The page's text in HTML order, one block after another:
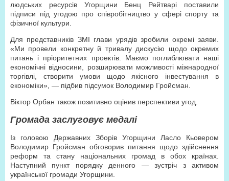
людських ресурсів Угорщини Бенц Рейтварі поставили
підписи під угодою про співробітництво у сфері спорту та
фізичної культури.
Для представників ЗМІ глави урядів зробили окремі заяви.
«Ми провели конкретну й тривалу дискусію щодо окремих
питань і пріоритетних проектів. Маємо поглиблювати наші
економічні відносини, розширювати можливості міжнародної
торгівлі, створити умови щодо якісного інвестування в
економіки», — підбив підсумок Володимир Гройсман.
Віктор Орбан також позитивно оцінив перспективи угод.
Громада заслуговує медалі
Із головою Державних Зборів Угорщини Ласло Кьовером
Володимир Гройсман обговорив питання щодо здійснення
реформ та стану національних громад в обох країнах.
Наступний пункт порядку денного — зустріч з активом
української громади Угорщини.